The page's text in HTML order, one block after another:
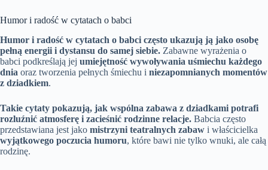
Humor i radość w cytatach o babci
Humor i radość w cytatach o babci często ukazują ją jako osobę
pełną energii i dystansu do samej siebie. Zabawne wyrażenia o
babci podkreślają jej umiejętność wywoływania uśmiechu każdego
dnia oraz tworzenia pełnych śmiechu i niezapomnianych momentów
z dziadkiem.
Takie cytaty pokazują, jak wspólna zabawa z dziadkami potrafi
rozluźnić atmosferę i zacieśnić rodzinne relacje. Babcia często
przedstawiana jest jako mistrzyni teatralnych zabaw i właścicielka
wyjątkowego poczucia humoru, które bawi nie tylko wnuki, ale całą
rodzinę.